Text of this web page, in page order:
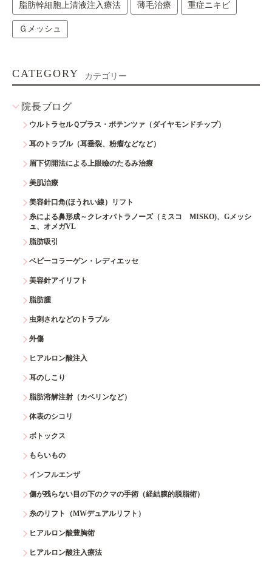
脂肪幹細胞上清液注入療法 薄毛治療 重症ニキビ
Ｇメッシュ
CATEGORY カテゴリー
院長ブログ
ウルトラセルＱプラス・ポテンツァ（ダイヤモンドチップ）
耳のトラブル（耳垂裂、粉瘤などなど）
眉下切開法による上眼瞼のたるみ治療
美肌治療
美容針口角(ほうれい線）リフト
糸による鼻形成～クレオパトラノーズ（ミスコ MISKO)、Gメッシ
ュ、オメガVL
脂肪吸引
ベビーコラーゲン・レディエッセ
美容針アイリフト
脂肪腫
虫刺されなどのトラブル
外傷
ヒアルロン酸注入
耳のしこり
脂肪溶解注射（カベリンなど）
体表のシコリ
ボトックス
もらいもの
インフルエンザ
傷が残らない目の下のクマの手術（経結膜的脱脂術）
糸のリフト（MWデュアルリフト）
ヒアルロン酸豊胸術
ヒアルロン酸注入療法